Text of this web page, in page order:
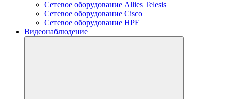
Сетевое оборудование Allies Telesis
Сетевое оборудование Cisco
Сетевое оборудование HPE
Видеонаблюдение